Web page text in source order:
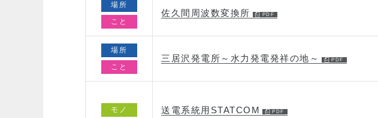
場所
こと
佐久間周波数変換所
場所
こと
三居沢発電所～水力発電発祥の地～
モノ 送電系統用STATCOM